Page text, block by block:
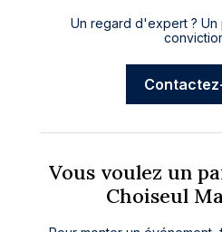
Un regard d'expert ? Un
Vous voulez un
Choiseul